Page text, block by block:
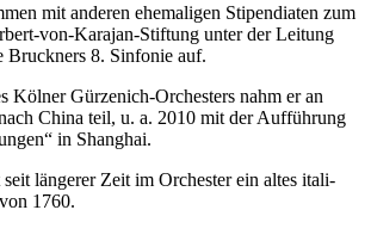
mit anderen ehe­maligen Stipen­diaten zum
von-Karajan-Stiftung unter der Leitung
Bruckners 8. Sinfonie auf.
Kölner Gürzenich-Orchesters nahm er an
China teil, u. a. 2010 mit der Auf­führung
in Shanghai.
längerer Zeit im Orchester ein altes itali­
1760.